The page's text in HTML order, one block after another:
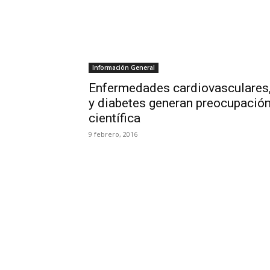
Información General
Enfermedades
y diabetes generan
científica
9 febrero, 2016